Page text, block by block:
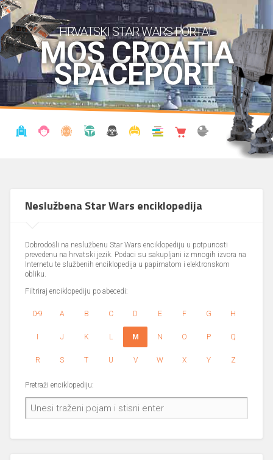
HRVATSKI STAR WARS PORTAL
MOS CROATIA
SPACEPORT
Neslužbena Star Wars enciklopedija
Dobrodošli na neslužbenu Star Wars enciklopediju u potpunosti
prevedenu na hrvatski jezik. Podaci su sakupljani iz mnogih izvora na
Internetu te službenih enciklopedija u papirnatom i elektronskom
obliku.
Filtriraj enciklopediju po abecedi:
0-9 A B C D E F G H
I J K L M N O P Q
R S T U V W X Y Z
Pretraži enciklopediju: